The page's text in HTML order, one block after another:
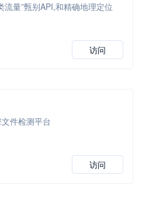
流量”甄别API,和精确地理定位
访问
件检测平台
访问